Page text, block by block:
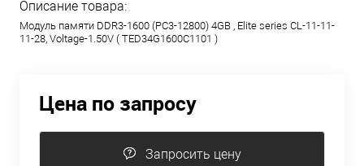
Описание товара:
Модуль памяти DDR3-1600 (PC3-12800) 4GB , Elite series CL-11-11-
11-28, Voltage-1.50V ( TED34G1600C1101 )
Цена по запросу
Запросить цену